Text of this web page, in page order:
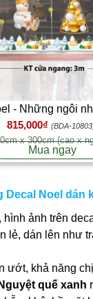
- Những ngôi
và quả châu
815,000₫ (BDA-
x 300cm (cao x
Mua ngay
Decal Noel dán
hình ảnh trên
lẻ, dán lên như
ướt, khả năng
quế xanh